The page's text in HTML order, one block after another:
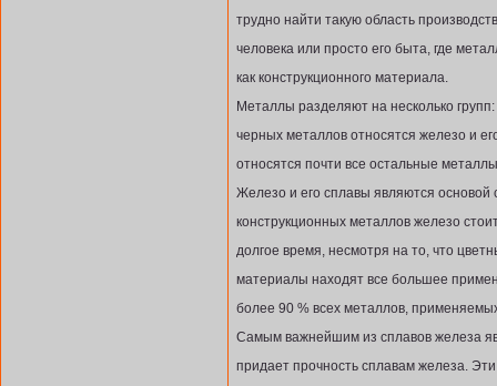
трудно найти такую область
человека или просто его быта, где
как конструкционного материала.
Металлы разделяют на несколько
черных металлов относятся железо и
относятся почти все остальные
Железо и его сплавы являются основой
конструкционных металлов железо
долгое время, несмотря на то, что
материалы находят все большее
более 90 % всех металлов,
Самым важнейшим из сплавов железа
придает прочность сплавам железа.